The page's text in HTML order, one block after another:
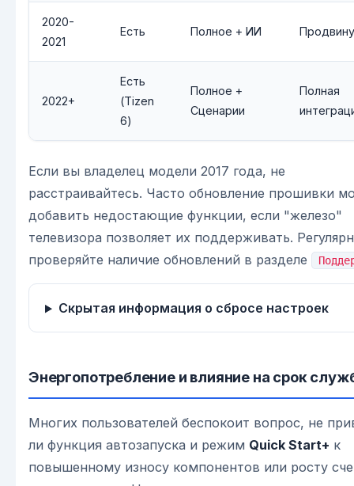
2020-
2021
Есть Полное + ИИ
2022+
Есть
(Tizen
6)
Полное +
Сценарии
Полная
Если вы владелец модели 2017 года, не
расстраивайтесь. Часто обновление прошивки
добавить недостающие функции, если "железо"
телевизора позволяет их поддерживать.
проверяйте наличие обновлений в разделе
Скрытая информация о сбросе настроек
Энергопотребление и влияние на срок
Многих пользователей беспокоит вопрос, не
ли функция автозапуска и режим Quick Start+ к
повышенному износу компонентов или росту